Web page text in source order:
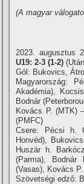
(A magyar
2023. augusztus
U19: 2-3 (1-2)
Gól: Bukovics,
Magyarország:
Akadémia),
Bodnár
Kovács P. (MTK)
(PMFC)
Csere: Pécsi h.
Honvéd),
Huszár h.
(Parma),
(Vasas), Kovács
Szövetségi edző: